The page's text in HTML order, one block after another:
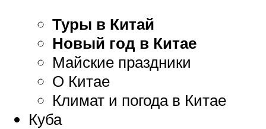
Туры в Китай
Новый год в Китае
Майские праздники
О Китае
Климат и погода в Китае
Куба